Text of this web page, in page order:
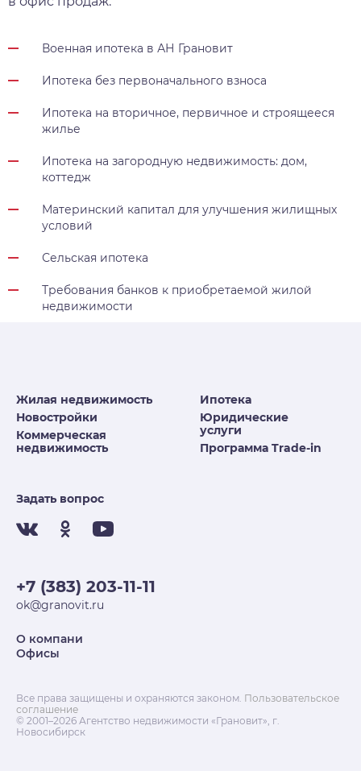
Военная ипотека в АН Грановит
Ипотека без первоначального взноса
Ипотека на вторичное, первичное и строящееся
жилье
Ипотека на загородную недвижимость: дом,
коттедж
Материнский капитал для улучшения жилищных
условий
Сельская ипотека
Требования банков к приобретаемой жилой
недвижимости
Жилая недвижимость
Новостройки
Коммерческая
недвижимость
Ипотека
Юридические
услуги
Программа Trade-in
Задать вопрос
+7 (383) 203-11-11
ok@granovit.ru
О компани
Офисы
Все права защищены и охраняются законом. Пользовательское
соглашение
© 2001–2026 Агентство недвижимости «Грановит», г.
Новосибирск